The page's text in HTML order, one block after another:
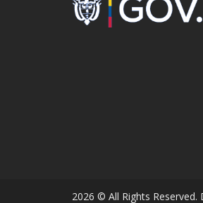
2026 © All Rights Reserved.